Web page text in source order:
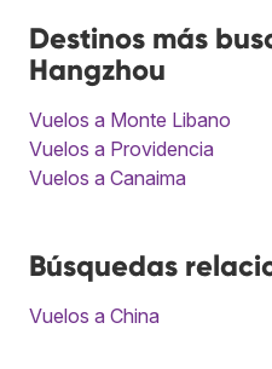
Destinos más
Hangzhou
Vuelos a Monte Libano
Vuelos a Providencia
Vuelos a Canaima
Búsquedas
Vuelos a China